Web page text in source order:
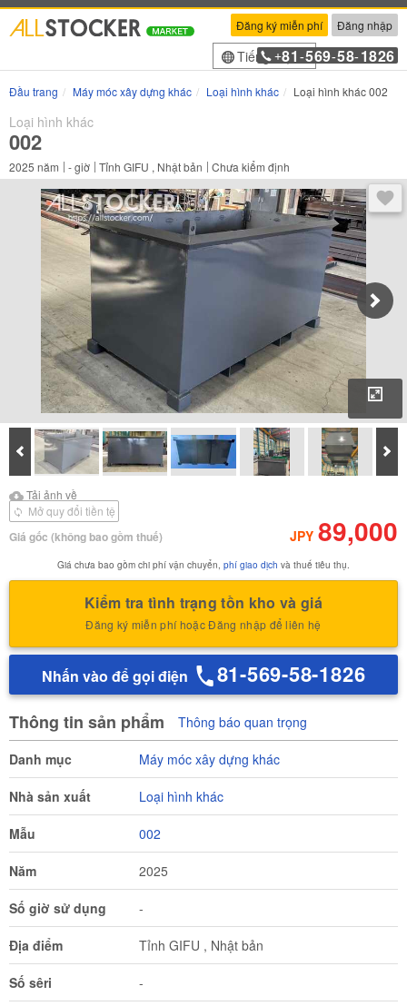
Đăng ký miễn phí Đăng nhập
Tiếng Việt
+81 -569-58-1826
Đầu trang Máy móc xây dựng khác Loại hình khác Loại hình khác 002
Loại hình khác
002
2025 năm -giờ Tỉnh GIFU , Nhật bản Chưa kiểm định
Prev
Tải ảnh về
Tải ảnh về
Giá gốc (không bao gồm thuế) JPY 89,000
Mở quy đổi tiền tệ
Giá chưa bao gồm chi phí vận chuyển, phí giao dịch và thuế tiêu thụ.
Kiểm tra tình trạng tồn kho và giá
Đăng ký miễn phí hoặc Đăng nhập để liên hệ
Nhấn vào để gọi điện 81-569-58-1826
Thông tin sản phẩm Thông báo quan trọng
Danh mục Máy móc xây dựng khác
Nhà sản xuất Loại hình khác
Mẫu 002
Năm 2025
Số giờ sử dụng -
Địa điểm Tỉnh GIFU , Nhật bản
Số sêri -